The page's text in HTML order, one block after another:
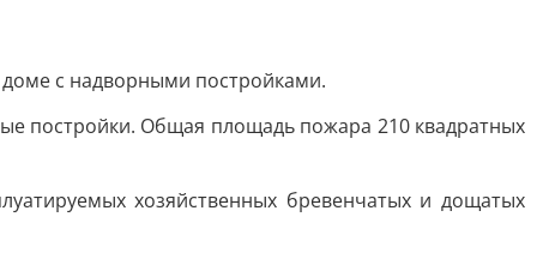
с надворными постройками.
постройки. Общая площадь пожара 210 квадратных
хозяйственных бревенчатых и дощатых